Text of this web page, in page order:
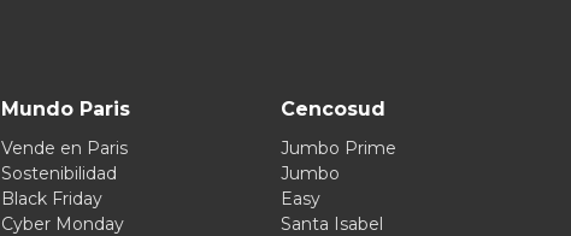
Mundo Paris
Vende en Paris
Sostenibilidad
Black Friday
Cyber Monday
Cencosud
Jumbo Prime
Jumbo
Easy
Santa Isabel